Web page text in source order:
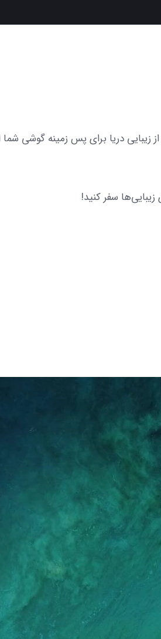
را به تماشای مجموعه‌ای از عکس‌های متنوع و زیبا دعوت می‌کنیم. این مجموعه
سفر کنید!